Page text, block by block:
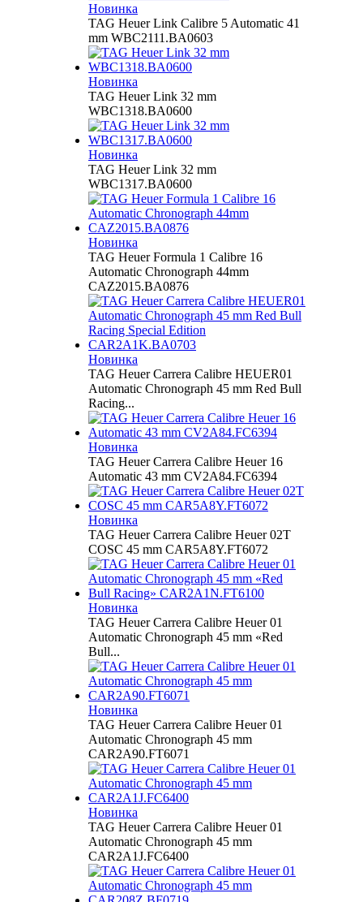
Новинка
TAG Heuer Link Calibre 5 Automatic 41
mm WBC2111.BA0603
Новинка
TAG Heuer Link 32 mm
WBC1318.BA0600
Новинка
TAG Heuer Link 32 mm
WBC1317.BA0600
Новинка
TAG Heuer Formula 1 Calibre 16
Automatic Chronograph 44mm
CAZ2015.BA0876
Новинка
TAG Heuer Carrera Calibre HEUER01
Automatic Chronograph 45 mm Red Bull
Racing...
Новинка
TAG Heuer Carrera Calibre Heuer 16
Automatic 43 mm CV2A84.FC6394
Новинка
TAG Heuer Carrera Calibre Heuer 02T
COSC 45 mm CAR5A8Y.FT6072
Новинка
TAG Heuer Carrera Calibre Heuer 01
Automatic Chronograph 45 mm «Red
Bull...
Новинка
TAG Heuer Carrera Calibre Heuer 01
Automatic Chronograph 45 mm
CAR2A90.FT6071
Новинка
TAG Heuer Carrera Calibre Heuer 01
Automatic Chronograph 45 mm
CAR2A1J.FC6400